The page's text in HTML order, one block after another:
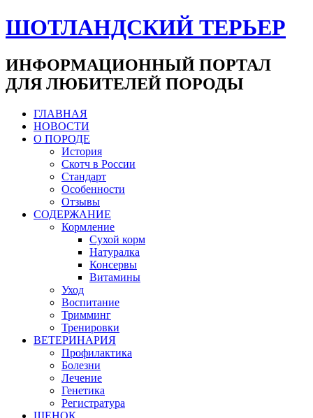
ШОТЛАНДСКИЙ ТЕРЬЕР
ИНФОРМАЦИОННЫЙ ПОРТАЛ
ДЛЯ ЛЮБИТЕЛЕЙ ПОРОДЫ
ГЛАВНАЯ
НОВОСТИ
О ПОРОДЕ
История
Скотч в России
Стандарт
Особенности
Отзывы
СОДЕРЖАНИЕ
Кормление
Сухой корм
Натуралка
Консервы
Витамины
Уход
Воспитание
Тримминг
Тренировки
ВЕТЕРИНАРИЯ
Профилактика
Болезни
Лечение
Генетика
Регистратура
ЩЕНОК